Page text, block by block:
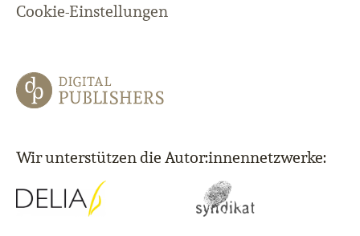
Cookie-Einstellungen
Wir unterstützen die Autor:innennetzwerke: